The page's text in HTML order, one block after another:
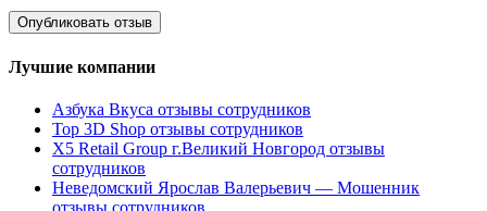
Лучшие компании
Азбука Вкуса отзывы сотрудников
Top 3D Shop отзывы сотрудников
X5 Retail Group г.Великий Новгород отзывы
сотрудников
Неведомский Ярослав Валерьевич — Мошенник
отзывы сотрудников